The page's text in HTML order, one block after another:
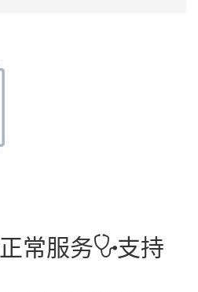
正常服务 支持